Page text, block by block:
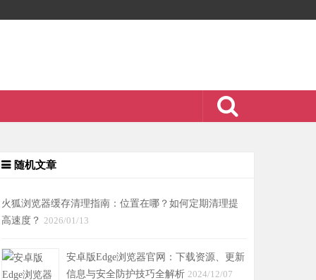
随机文章
火狐浏览器缓存清理指南：位置在哪？如何定期清理提
高速度？ 2026/01/13
安卓版Edge浏览器官网：下载资源、更新
信息与安全防护技巧全解析 2024/12/07